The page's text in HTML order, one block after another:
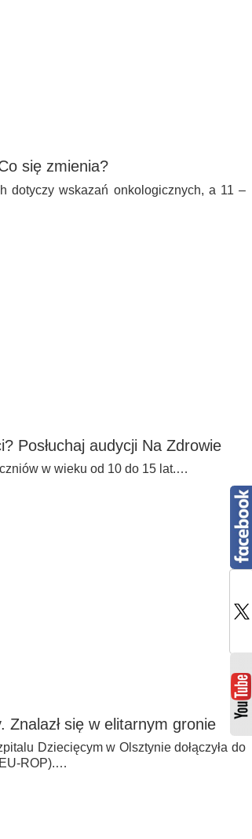
się zmienia?
dotyczy wskazań onkologicznych, a 11 –
Posłuchaj audycji Na Zdrowie
w wieku od 10 do 15 lat.…
się w elitarnym gronie
Dziecięcym w Olsztynie dołączyła do
ROP).…